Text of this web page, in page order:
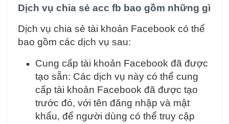
Dịch vụ chia sẻ acc fb bao gồm những gì
Dịch vụ chia sẻ tài khoản Facebook có thể
bao gồm các dịch vụ sau:
Cung cấp tài khoản Facebook đã được
tạo sẵn: Các dịch vụ này có thể cung
cấp tài khoản Facebook đã được tạo
trước đó, với tên đăng nhập và mật
khẩu, để người dùng có thể truy cập